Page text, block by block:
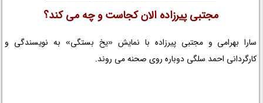
مجتبی پیرزاده الان کجاست و چه می کند؟
سارا بهرامی و مجتبی پیرزاده با نمایش «یخ بستگی» به نویسندگی و
کارگردانی احمد سلگی دوباره روی صحنه می روند.